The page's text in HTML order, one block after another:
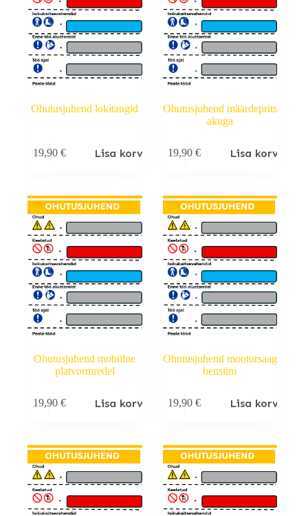
Ohutusjuhend lokitangid
19,90 € Lisa korvi
Ohutusjuhend määrdeprits
akuga
19,90€ Lisa korvi
Ohutusjuhend mobiilne
platvormredel
19,90 € Lisa korvi
Ohutusjuhend mootorsaag
bensiini
19,90€ Lisa korvi